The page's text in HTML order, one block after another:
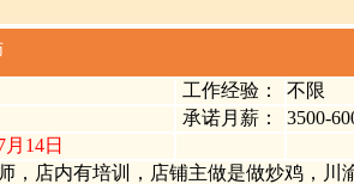
工作经验：
不限
承诺月薪：
3500-
月14日
，店内有培训，店铺主做是做炒鸡，川